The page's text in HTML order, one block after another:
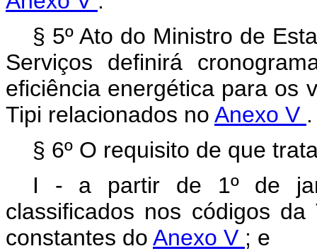
§ 5º Ato do Ministro de
Serviços definirá
eficiência energética para os
Tipi relacionados no Anexo V .
§ 6º O requisito de que
I - a partir de 1º de
classificados nos códigos
constantes do Anexo V ; e